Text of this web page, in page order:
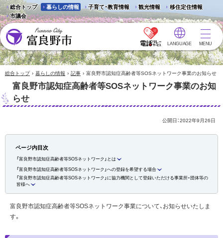
総合トップ 暮らしの情報 子育て・教育情報 観光情報
移住定住情報
市議会
富良野市 - Frano City
LANGUAGE MENU
総合トップ › 暮らしの情報 › 記事 › 富良野市認知症高齢者等SOSネットワーク事業のお知らせ
富良野市認知症高齢者等SOSネットワーク事業のお知
らせ
公開日：2022年9月26日
ページ内目次
「富良野市認知症高齢者等SOSネットワーク」とは
「富良野市認知症高齢者等SOSネットワーク」への登録を希望する場合
「富良野市認知症高齢者等SOSネットワーク」に協力機関として登録いただける事業所・団体等の
皆様へ
富良野市認知症高齢者等SOSネットワーク事業について、お知らせいたしま
す。